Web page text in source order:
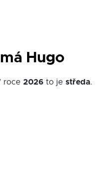
Hugo
roce 2026 to je středa.